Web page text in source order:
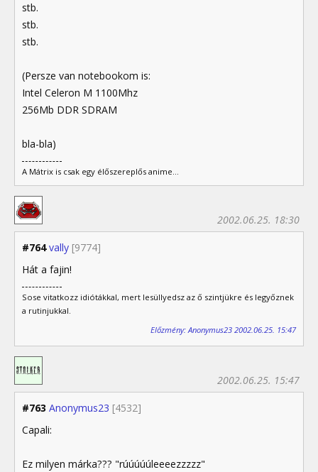
stb.
stb.
stb.
(Persze van notebookom is:
Intel Celeron M 1100Mhz
256Mb DDR SDRAM
bla-bla)
A Mátrix is csak egy élőszereplős anime...
#764 vally [9774]
2002.06.25. 18:30
Hát a fajin!
Sose vitatkozz idiótákkal, mert lesüllyedsz az ő szintjükre és legyőznek
a rutinjukkal.
Előzmény: Anonymus23 2002.06.25. 15:47
#763 Anonymus23 [4532]
2002.06.25. 15:47
Capali:
Ez milyen márka??? "rúúúúúleeeezzzzz"